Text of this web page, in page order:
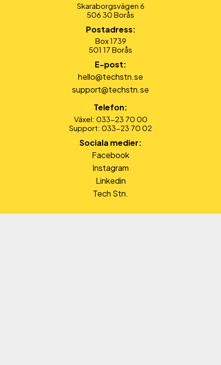
Skaraborgsvägen 6
506 30 Borås
Postadress:
Box 1739
501 17 Borås
E-post:
hello@techstn.se
support@techstn.se
Telefon:
Växel: 033-23 70 00
Support: 033-23 70 02
Sociala medier:
Facebook
Instagram
Linkedin
Tech Stn.